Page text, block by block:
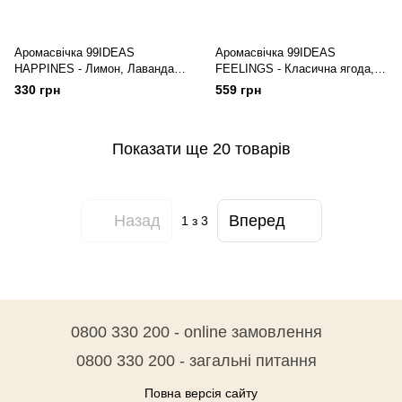
Аромасвічка 99IDEAS
HAPPINES - Лимон, Лаванда,
100 г
330 грн
Аромасвічка 99IDEAS
FEELINGS - Класична ягода,
280 г
559 грн
Показати ще 20 товарів
Назад 1 з 3 Вперед
0800 330 200 - online замовлення
0800 330 200 - загальні питання
Повна версія сайту